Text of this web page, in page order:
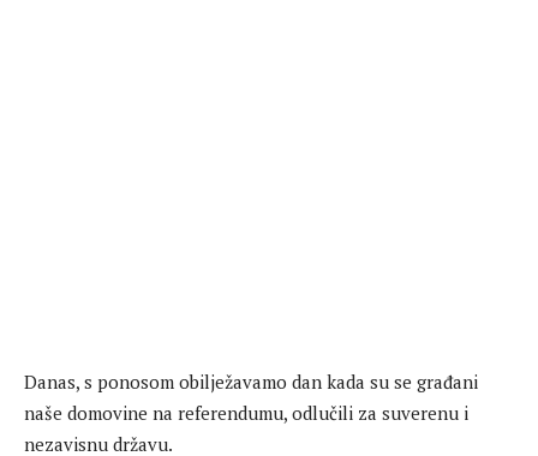
Danas, s ponosom obilježavamo dan kada su se građani
naše domovine na referendumu, odlučili za suverenu i
nezavisnu državu.